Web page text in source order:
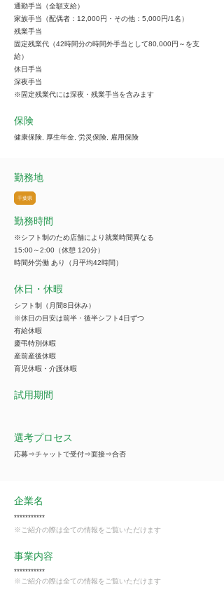
通勤手当（全額支給）
家族手当（配偶者：12,000円・その他：5,000円/1名）
残業手当
固定残業代（42時間分の時間外手当として80,000円～を支
給）
休日手当
深夜手当
※固定残業代には深夜・残業手当を含みます
保険
健康保険, 厚生年金, 労災保険, 雇用保険
勤務地
千葉県
勤務時間
※シフト制のため店舗により就業時間異なる
15:00～2:00（休憩 120分）
時間外労働 あり（月平均42時間）
休日・休暇
シフト制（月間8日休み）
※休日の目安は前半・後半シフト4日ずつ
有給休暇
慶弔特別休暇
産前産後休暇
育児休暇・介護休暇
試用期間
選考プロセス
応募⇒チャットで受付⇒面接⇒合否
企業名
***********
※ご紹介の際は全ての情報をご覧いただけます
事業内容
***********
※ご紹介の際は全ての情報をご覧いただけます